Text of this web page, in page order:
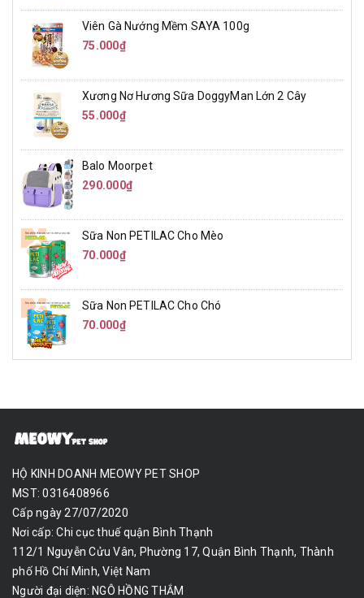
Viên Gà Nướng Mềm SAYA 100g
75.000₫
Xương Nơ Hương Sữa DoggyMan Lớn 2 Cây
55.000₫
Balo Moorpet
290.000₫
Sữa Non PETILAC Cho Mèo
70.000₫
Sữa Non PETILAC Cho Chó
70.000₫
HỘ KINH DOANH MEOWY PET SHOP
MST: 0316408966
Cấp ngày 27/07/2020
Nơi cấp: Chi cục thuế quận Bình Thạnh
112/1 Nguyễn Cửu Vân, Phường 17, Quận Bình Thạnh, Thành
phố Hồ Chí Minh, Việt Nam
Người đại diện: NGÔ HỒNG THẮM